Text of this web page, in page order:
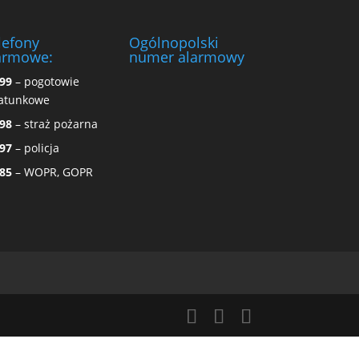
– pogotowie
– straż pożarna
– policja
– WOPR, GOPR
Ogólnopolski
numer alarmowy